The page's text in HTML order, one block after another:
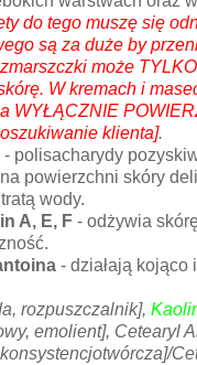
do tego muszę się
są za duże by
może
W kremach i
WYŁĄCZNIE
klienta].
- polisacharydy
powierzchni skóry
wody.
A, E, F - odżywia
- działają kojąco
rozpuszczalnik],
emolient], Cetearyl